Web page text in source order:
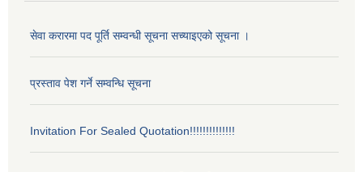
सेवा करारमा पद पूर्ति सम्वन्धी सूचना सच्याइएको सूचना ।
प्रस्ताव पेश गर्ने सम्वन्धि सूचना
Invitation For Sealed Quotation!!!!!!!!!!!!!!